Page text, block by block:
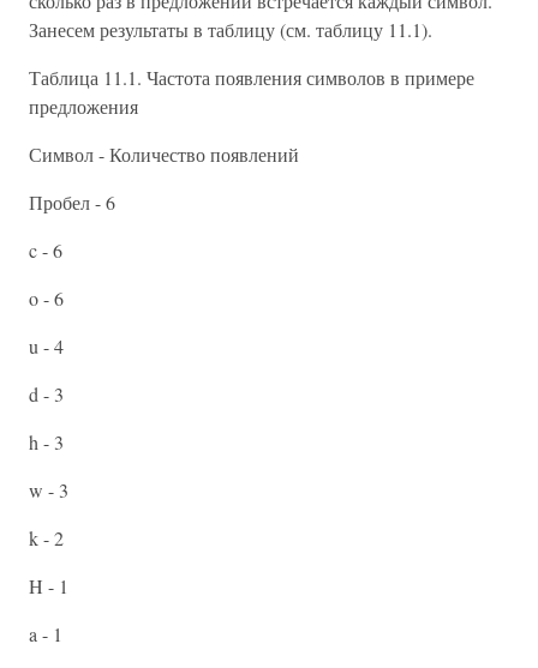
Занесем результаты в таблицу (см. таблицу 11.1).
Таблица 11.1. Частота появления символов в примере
предложения
Символ - Количество появлений
Пробел - 6
c - 6
o - 6
u - 4
d - 3
h - 3
w - 3
k - 2
H - 1
a - 1